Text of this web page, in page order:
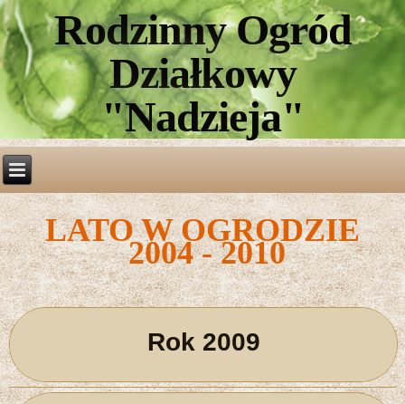
Rodzinny Ogród
Działkowy
"Nadzieja"
LATO W OGRODZIE
2004 - 2010
Rok 2009